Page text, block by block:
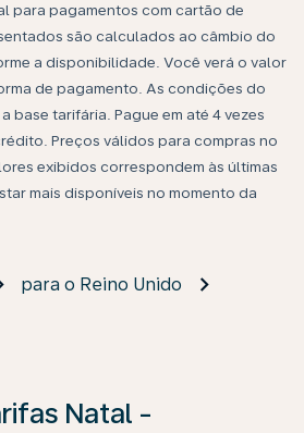
para pagamentos com cartão de
são calculados ao câmbio do
a disponibilidade. Você verá o valor
de pagamento. As condições do
base tarifária. Pague em até 4 vezes
Preços válidos para compras no
exibidos correspondem às últimas
mais disponíveis no momento da
para o Reino Unido
Natal -
resultados, clique em